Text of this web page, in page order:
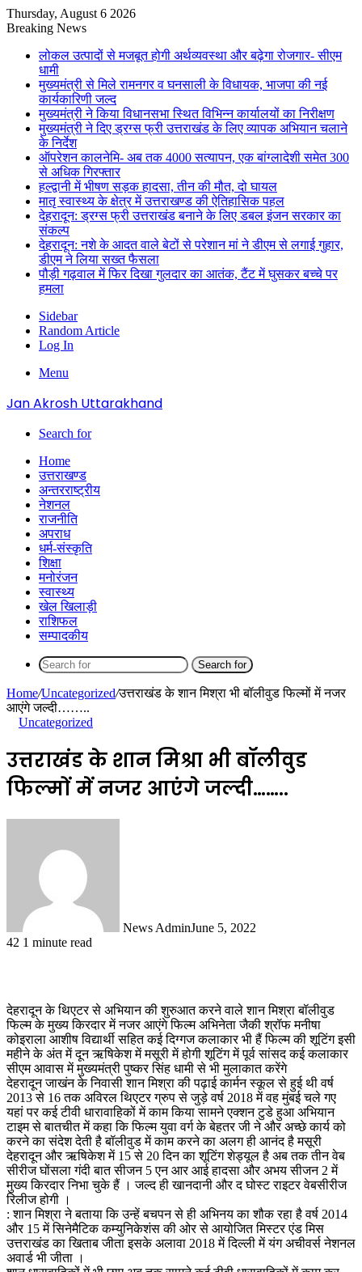
Thursday, August 6 2026
Breaking News
लोकल उत्पादों से मजबूत होगी अर्थव्यवस्था और बढ़ेगा रोजगार- सीएम
धामी
मुख्यमंत्री से मिले रामनगर व घनसाली के विधायक, भाजपा की नई
कार्यकारिणी जल्द
मुख्यमंत्री ने किया विधानसभा स्थित विभिन्न कार्यालयों का निरीक्षण
मुख्यमंत्री ने दिए ड्रग्स फ्री उत्तराखंड के लिए व्यापक अभियान चलाने
के निर्देश
ऑपरेशन कालनेमि- अब तक 4000 सत्यापन, एक बांग्लादेशी समेत 300
से अधिक गिरफ्तार
हल्द्वानी में भीषण सड़क हादसा, तीन की मौत, दो घायल
मातृ स्वास्थ्य के क्षेत्र में उत्तराखण्ड की ऐतिहासिक पहल
देहरादून: ड्रग्स फ्री उत्तराखंड बनाने के लिए डबल इंजन सरकार का
संकल्प
देहरादून: नशे के आदत वाले बेटों से परेशान मां ने डीएम से लगाई गुहार,
डीएम ने लिया सख्त फैसला
पौड़ी गढ़वाल में फिर दिखा गुलदार का आतंक, टैंट में घुसकर बच्चे पर
हमला
Sidebar
Random Article
Log In
Menu
Jan Akrosh Uttarakhand
Search for
Home
उत्तराखण्ड
अन्तरराष्ट्रीय
नेशनल
राजनीति
अपराध
धर्म-संस्कृति
शिक्षा
मनोरंजन
स्वास्थ्य
खेल खिलाड़ी
राशिफल
सम्पादकीय
Search for
Home/Uncategorized/उत्तराखंड के शान मिश्रा भी बॉलीवुड फिल्मों में नजर
आएंगे जल्दी……..
Uncategorized
उत्तराखंड के शान मिश्रा भी बॉलीवुड
फिल्मों में नजर आएंगे जल्दी……..
News AdminJune 5, 2022
42 1 minute read
देहरादून के थिएटर से अभियान की शुरुआत करने वाले शान मिश्रा बॉलीवुड
फिल्म के मुख्य किरदार में नजर आएंगे फिल्म अभिनेता जैकी श्रॉफ मनीषा
कोइराला आशीष विद्यार्थी सहित कई दिग्गज कलाकार भी हैं फिल्म की शूटिंग इसी
महीने के अंत में दून ऋषिकेश में मसूरी में होगी शूटिंग में पूर्व सांसद कई कलाकार
सीएम आवास में मुख्यमंत्री पुष्कर सिंह धामी से भी मुलाकात करेंगे
देहरादून जाखंन के निवासी शान मिश्रा की पढ़ाई कार्मन स्कूल से हुई थी वर्ष
2013 से 16 तक अविरल थिएटर ग्रुप से जुड़े वर्ष 2018 में वह मुंबई चले गए
यहां पर कई टीवी धारावाहिकों में काम किया सामने एक्शन टुडे हुआ अभियान
टाइम से बातचीत में कहा कि फिल्म युवा वर्ग के बेहतर जी ने और अच्छे कार्य को
करने का संदेश देती है बॉलीवुड में काम करने का अलग ही आनंद है मसूरी
देहरादून और ऋषिकेश में 15 से 20 दिन का शूटिंग शेड्यूल है अब तक तीन वेब
सीरीज घोंसला गंदी बात सीजन 5 एन आर आई हादसा और अभय सीजन 2 में
मुख्य किरदार निभा चुके हैं । जल्द ही खानदानी और द घोस्ट राइटर वेबसीरीज
रिलीज होगी ।
: शान मिश्रा ने बताया कि उन्हें बचपन से ही अभिनय का शौक रहा है वर्ष 2014
और 15 में सिनेमैटिक कम्युनिकेशंस की ओर से आयोजित मिस्टर एंड मिस
उत्तराखंड का खिताब जीता इसके अलावा 2018 में दिल्ली में यंग अचीवर्स नेशनल
अवार्ड भी जीता ।